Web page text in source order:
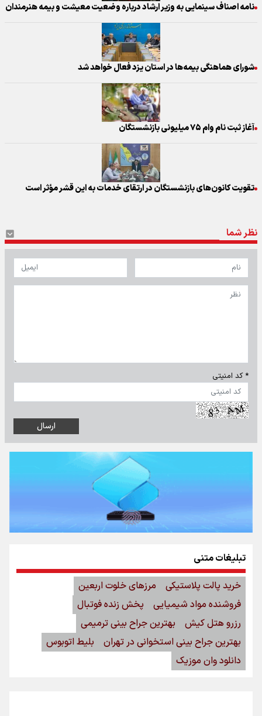
نامه اصناف سینمایی به وزیر ارشاد درباره وضعیت معیشت و بیمه هنرمندان
شورای هماهنگی بیمه‌ها در استان یزد فعال خواهد شد
آغاز ثبت نام وام ۷۵ میلیونی بازنشستگان
تقویت کانون‌های بازنشستگان در ارتقای خدمات به این قشر مؤثر است
نظر شما
* کد امنیتی
تبلیغات متنی
خرید پالت پلاستیکی
مرزهای خلوت اربعین
فروشنده مواد شیمیایی
پخش زنده فوتبال
رزرو هتل کیش
بهترین جراح بینی ترمیمی
بهترین جراح بینی استخوانی در تهران
بلیط اتوبوس
دانلود وان موزیک